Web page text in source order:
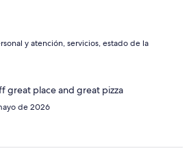
y atención, servicios, estado de la
great place and great pizza
de 2026